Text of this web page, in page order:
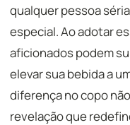
qualquer pessoa
especial. Ao adotar
aficionados podem
elevar sua bebida a
diferença no copo
revelação que